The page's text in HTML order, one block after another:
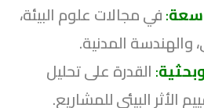
:في مجالات علوم البيئة،
والهندسة المدنية.
:القدرة على تحليل
الأثر البيئي للمشاريع.